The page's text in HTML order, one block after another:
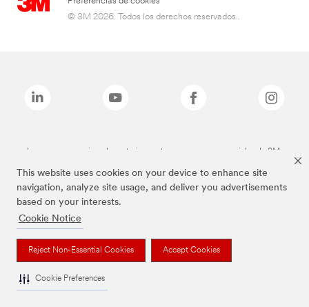
This website uses cookies on your device to enhance site
navigation, analyze site usage, and deliver you advertisements
based on your interests.
Cookie Notice
Reject Non-Essential Cookies Accept Cookies
Cookie Preferences
© 3M 2026. Todos los derechos reservados..
Las marcas mencionadas anteriormente son marcas comerciales de 3M.